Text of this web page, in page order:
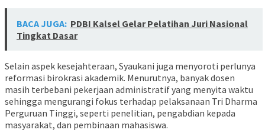
BACA JUGA: PDBI Kalsel Gelar Pelatihan Juri Nasional
Tingkat Dasar
Selain aspek kesejahteraan, Syaukani juga menyoroti perlunya
reformasi birokrasi akademik. Menurutnya, banyak dosen
masih terbebani pekerjaan administratif yang menyita waktu
sehingga mengurangi fokus terhadap pelaksanaan Tri Dharma
Perguruan Tinggi, seperti penelitian, pengabdian kepada
masyarakat, dan pembinaan mahasiswa.